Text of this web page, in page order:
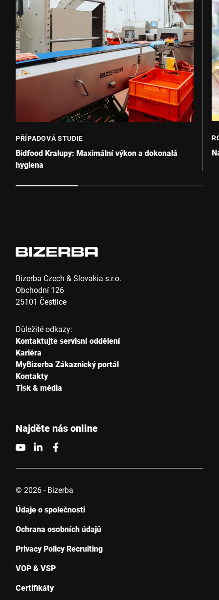
PŘÍPADOVÁ STUDIE
Bidfood Kralupy: Maximální výkon a dokonalá
hygiena
Bizerba Czech & Slovakia s.r.o.
Obchodní 126
25101 Čestlice
Důležité odkazy:
Kontaktujte servisní oddělení
Kariéra
MyBizerba Zákaznický portál
Kontakty
Tisk & média
Najděte nás online
© 2026 - Bizerba
Údaje o společnosti
Ochrana osobních údajů
Privacy Policy Recruiting
VOP & VSP
Certifikáty